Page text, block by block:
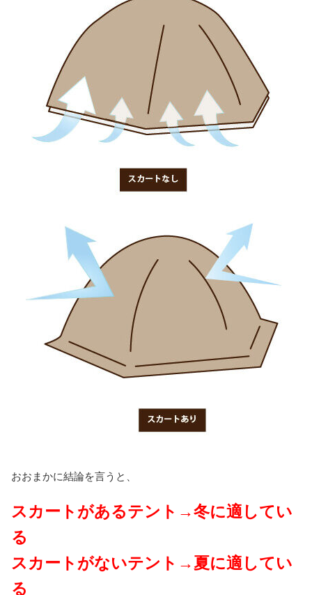
おおまかに結論を言うと、
スカートがあるテント→冬に適してい
る
スカートがないテント→夏に適してい
る